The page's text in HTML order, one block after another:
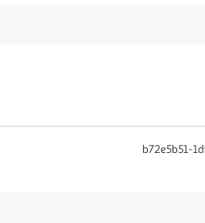
b72e5b51-